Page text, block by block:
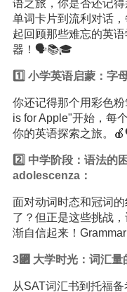
语之旅，你是否还记
单词卡片到流利对话
起回顾那些难忘的英语
器！🗣️📚🎓
1️⃣ 小学英语启蒙：字
你还记得那个用彩色
is for Apple"开始，每
你的英语探索之旅。
2️⃣ 中学阶段：语法的
adolescenza：
面对动词时态和冠词
了？但正是这些挑战
渐自信起来！
3️⃂ 大学时光：词汇量
从SAT词汇书到托福